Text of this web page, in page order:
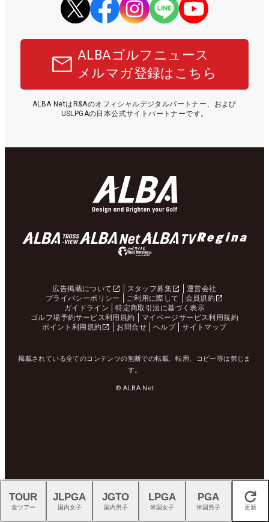
ALBAゴルフニュース
メルマガ登録はこちら
ALBA NetはR&Aのオフィシャルデジタルパートナー、および
USLPGAの日本公式サイトパートナーです。
広告掲載について スタッフ募集
運営会社
プライバシーポリシー
ご利用に際して
会員規約
ガイドライン
特定商取引法に基づく表示
ゴルフ場予約サービス利用規約
マイページサービス利用規約
ポイント利用規約
お問合せ ヘルプ サイトマップ
掲載されている全てのコンテンツの無断での転載、転用、コピー等は禁じま
す。
© ALBA Net
閉じる
TOUR
全ツアー
JLPGA
国内女子
JGTO
国内男子
LPGA
米国女子
PGA
米国男子 更新